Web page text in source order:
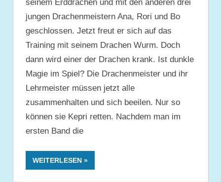
seinem Erddrachen und mit den anderen drei
jungen Drachenmeistern Ana, Rori und Bo
geschlossen. Jetzt freut er sich auf das
Training mit seinem Drachen Wurm. Doch
dann wird einer der Drachen krank. Ist dunkle
Magie im Spiel? Die Drachenmeister und ihr
Lehrmeister müssen jetzt alle
zusammenhalten und sich beeilen. Nur so
können sie Kepri retten. Nachdem man im
ersten Band die
WEITERLESEN